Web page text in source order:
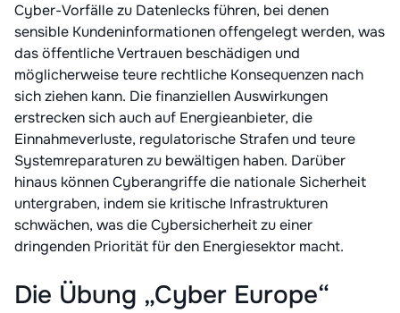
Cyber-Vorfälle zu Datenlecks führen, bei denen
sensible Kundeninformationen offengelegt werden, was
das öffentliche Vertrauen beschädigen und
möglicherweise teure rechtliche Konsequenzen nach
sich ziehen kann. Die finanziellen Auswirkungen
erstrecken sich auch auf Energieanbieter, die
Einnahmeverluste, regulatorische Strafen und teure
Systemreparaturen zu bewältigen haben. Darüber
hinaus können Cyberangriffe die nationale Sicherheit
untergraben, indem sie kritische Infrastrukturen
schwächen, was die Cybersicherheit zu einer
dringenden Priorität für den Energiesektor macht.
Die Übung „Cyber Europe“